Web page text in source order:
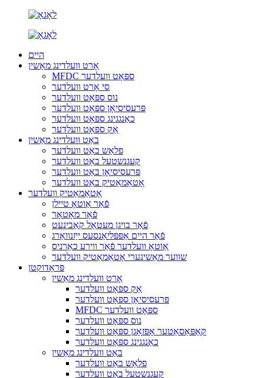
היים
אָרט וועלדינג מאַשין
MFDC ספּאָט וועלדער
סי אָרט וועלדער
נוס ספּאָט וועלדער
פּרעסיסיאָן ספּאָט וועלדער
כאַנגגינג ספּאָט וועלדער
אַק ספּאָט וועלדער
באַט וועלדינג מאַשין
פלאַש באַט וועלדער
קעגנשטעל באַט וועלדער
פּרעסיסיאָן באַט וועלדער
אָטאַמאַטיק באַט וועלדער
אָטאַמאַטיק וועלדער
פֿאַר אַוטאָ טיילן
פֿאַר מאָטאָר
פֿאַר בויגן מעטאַל קאַבינעט
פֿאַר היים אַפּפּליאַנסעס ייַזנוואַרג
אַוטאָ וועלדער פֿאַר ווירע כאַרניס
שווער מאַשינערי אָטאַמאַטיק וועלדער
פּראָדוקטן
אָרט וועלדינג מאַשין
אַק ספּאָט וועלדער
פּרעסיסיאָן ספּאָט וועלדער
MFDC ספּאָט וועלדער
נוס ספּאָט וועלדער
קאַפּאַסאַטער אָפּזאָגן ספּאָט וועלדער
כאַנגגינג ספּאָט וועלדער
באַט וועלדינג מאַשין
פלאַש באַט וועלדער
קעגנשטעל באַט וועלדער